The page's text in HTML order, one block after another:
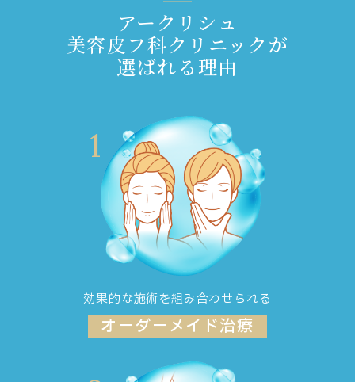
アークリシュ
美容皮フ科クリニックが
選ばれる理由
1
効果的な施術を組み合わせられる
オーダーメイド治療